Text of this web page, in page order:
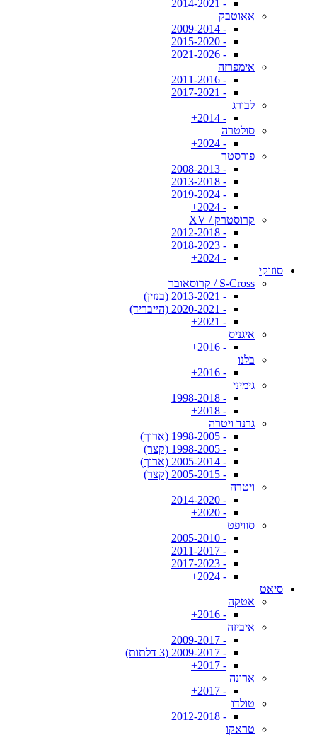
- 2014-2021
אאוטבק
- 2009-2014
- 2015-2020
- 2021-2026
אימפרזה
- 2011-2016
- 2017-2021
לבורג
- 2014+
סולטרה
- 2024+
פורסטר
- 2008-2013
- 2013-2018
- 2019-2024
- 2024+
קרוסטרק / XV
- 2012-2018
- 2018-2023
- 2024+
סוזוקי
S-Cross / קרוסאובר
- 2013-2021 (בנזין)
- 2020-2021 (הייבריד)
- 2021+
איגניס
- 2016+
בלנו
- 2016+
גימיני
- 1998-2018
- 2018+
גרנד ויטרה
- 1998-2005 (ארוך)
- 1998-2005 (קצר)
- 2005-2014 (ארוך)
- 2005-2015 (קצר)
ויטרה
- 2014-2020
- 2020+
סוויפט
- 2005-2010
- 2011-2017
- 2017-2023
- 2024+
סיאט
אטקה
- 2016+
איביזה
- 2009-2017
- 2009-2017 (3 דלתות)
- 2017+
ארונה
- 2017+
טולדו
- 2012-2018
טראקו